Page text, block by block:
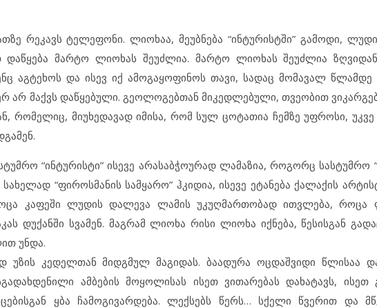
რეკავს ტელეფონი. ლიოხაა, მეუბნება “ინტურისტში” გამოდი,
მარტო ლიოხას შეუძლია. მარტო ლიოხას შეუძლია
აგტეხოს და ისევ იქ ამოგაყოფინოს თავი, სადაც მომავალ წლამდე
არ მაქვს დაწყებული. გეოლოგებთან მიკედლებული, თვეობით
რომელიც, მიუხედავად იმისა, რომ სულ ცოტათია ჩემზე უფროსი, უკვე
“ინტურისტი” ისევე არასაბჭოურად ლამაზია, როგორც სასტუმრო
“ფიროსმანის სამყარო” ჰკიდია, ისევე ეტანება ქალაქის
კაფეში ლუდის დალევა ლამის უკუღმართობად ითვლება,
დუქანში სვამენ. მაგრამ ლიოხა რისი ლიოხა იქნება, წესისგან
უნდა.
უზის კედელთან მიდგმულ მაგიდას. ბაადურა ოცდაშვიდი წლისაა
ამბების მოყოლისას ისეთ ვითარებას დახატავს,
ყბა ჩამოგივარდება. ლექსებს წერს… სქელი წვერით და